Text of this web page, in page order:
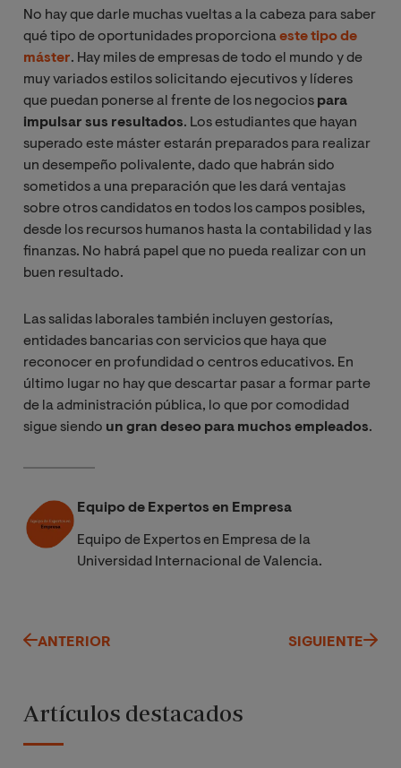
No hay que darle muchas vueltas a la cabeza para saber
qué tipo de oportunidades proporcionaeste tipo de
máster. Hay miles de empresas de todo el mundo y de
muy variados estilos solicitando ejecutivos y líderes
que puedan ponerse al frente de los negocios para
impulsar sus resultados. Los estudiantes que hayan
superado este máster estarán preparados para realizar
un desempeño polivalente, dado que habrán sido
sometidos a una preparación que les dará ventajas
sobre otros candidatos en todos los campos posibles,
desde los recursos humanos hasta la contabilidad y las
finanzas. No habrá papel que no pueda realizar con un
buen resultado.
Las salidas laborales también incluyen gestorías,
entidades bancarias con servicios que haya que
reconocer en profundidad o centros educativos. En
último lugar no hay que descartar pasar a formar parte
de la administración pública, lo que por comodidad
sigue siendo un gran deseo para muchos empleados.
Equipo de Expertos en Empresa
Equipo de Expertos en Empresa de la
Universidad Internacional de Valencia.
ANTERIOR SIGUIENTE
Artículos destacados